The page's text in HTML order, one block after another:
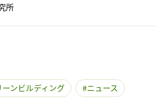
所
ーンビルディング
ニュース